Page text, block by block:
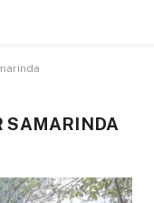
SAMARINDA